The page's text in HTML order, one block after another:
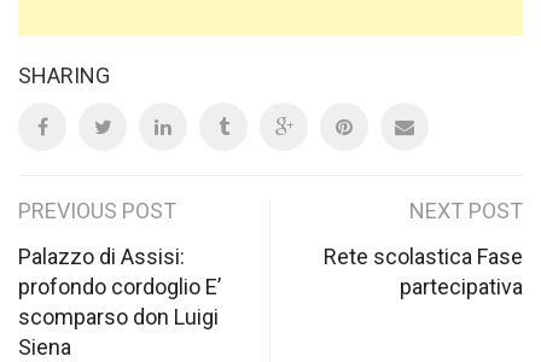
SHARING
Post
navigation
PREVIOUS POST
Palazzo di Assisi:
profondo cordoglio E’
scomparso don Luigi
Siena
NEXT POST
Rete scolastica Fase
partecipativa